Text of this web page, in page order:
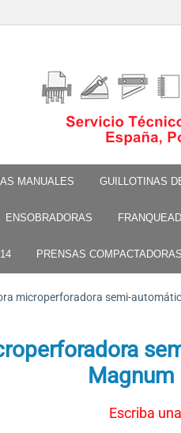
MANUALES GUILLOTINAS
ENSOBRADORAS
PRENSAS COMPACTADORAS
microperforadora semi-
Magnum
Escriba